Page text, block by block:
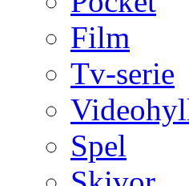
Film
Tv-serie
Spel